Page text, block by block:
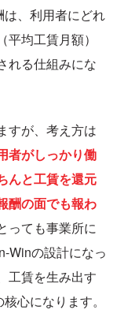
、利用者にどれ
均工賃月額）
れる仕組みにな
すが、考え方は
者がしっかり働
んと工賃を還元
酬の面でも報わ
っても事業所に
Winの設計になっ
工賃を生み出す
心になります。